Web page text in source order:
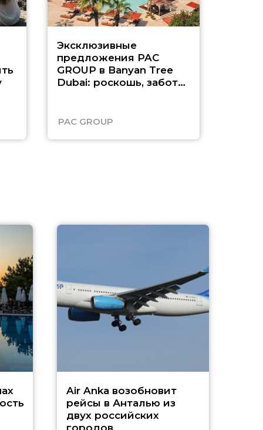
Эксклюзивные
предложения PAC
GROUP в Banyan Tree
Dubai: роскошь, забота
PAC GROUP
Air Anka возобновит
рейсы в Анталью из
двух российских